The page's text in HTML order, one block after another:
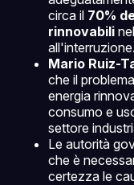
circa il 70%
rinnovabili
all'interruzione.
Mario Ruiz-
che il
energia
consumo e
settore
Le autorità
che è
certezza le